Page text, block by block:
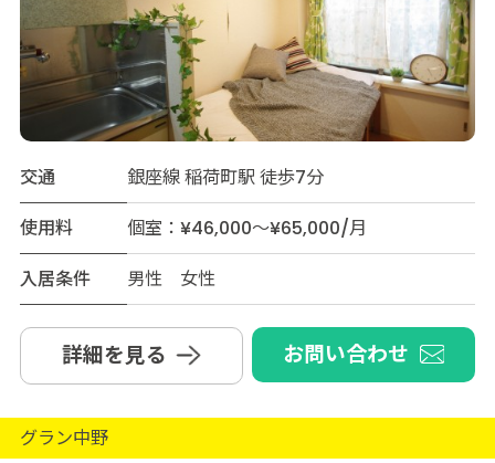
交通
銀座線 稲荷町駅 徒歩7分
使用料
個室：¥46,000～¥65,000/月
入居条件
男性 女性
詳細を見る お問い合わせ
グラン中野